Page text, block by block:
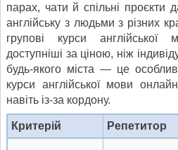
парах, чати й спільні проєкти
англійську з людьми з різних
групові курси
доступніші за ціною, ніж
будь-якого міста — це
курси англійської мови
навіть із-за кордону.
Критерій Репетитор